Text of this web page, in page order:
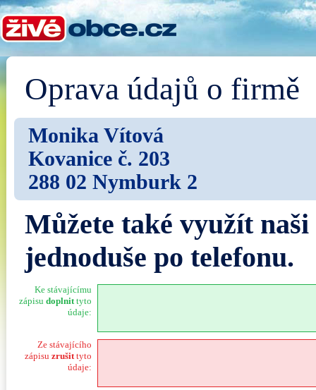
Oprava údajů o firmě
Monika Vítová
Kovanice č. 203
288 02 Nymburk 2
Můžete také využít
jednoduše po telefonu.
Ke stávajícímu
zápisu doplnittyto
údaje:
Ze stávajícího
zápisu zrušittyto
údaje: